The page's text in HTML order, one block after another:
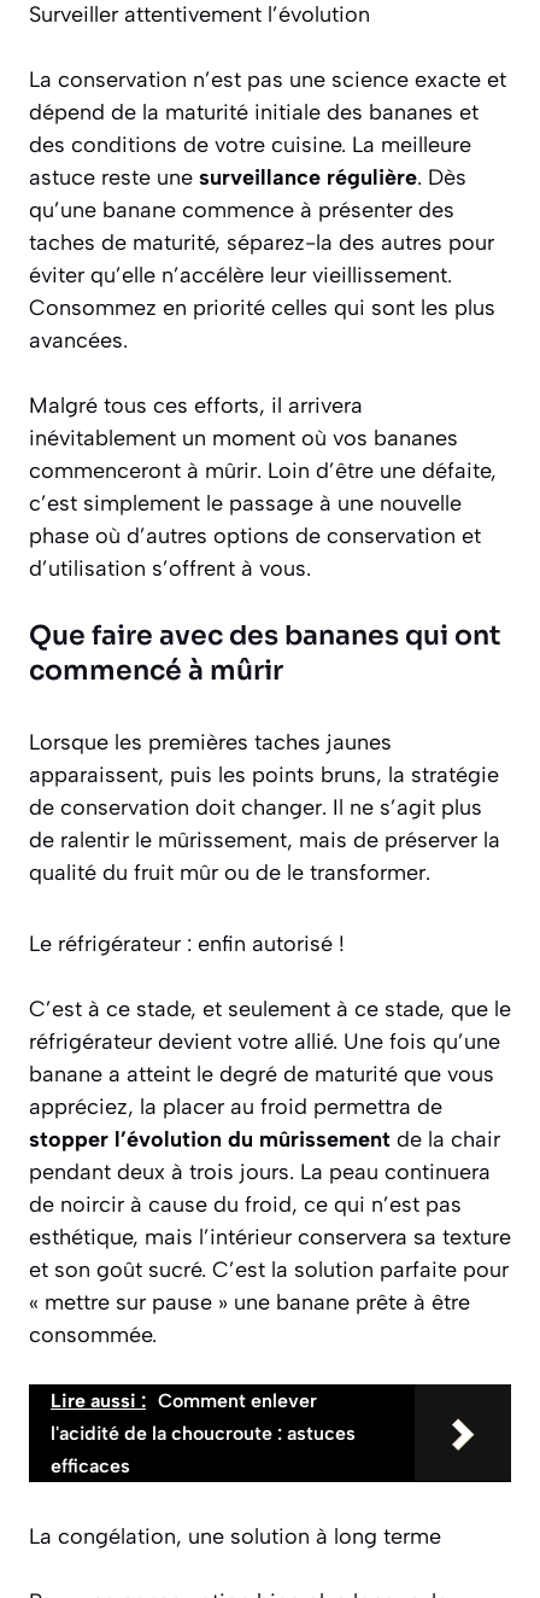
Surveiller attentivement l’évolution
La conservation n’est pas une science exacte et
dépend de la maturité initiale des bananes et
des conditions de votre cuisine. La meilleure
astuce reste une surveillance régulière. Dès
qu’une banane commence à présenter des
taches de maturité, séparez-la des autres pour
éviter qu’elle n’accélère leur vieillissement.
Consommez en priorité celles qui sont les plus
avancées.
Malgré tous ces efforts, il arrivera
inévitablement un moment où vos bananes
commenceront à mûrir. Loin d’être une défaite,
c’est simplement le passage à une nouvelle
phase où d’autres options de conservation et
d’utilisation s’offrent à vous.
Que faire avec des bananes qui ont
commencé à mûrir
Lorsque les premières taches jaunes
apparaissent, puis les points bruns, la stratégie
de conservation doit changer. Il ne s’agit plus
de ralentir le mûrissement, mais de préserver la
qualité du fruit mûr ou de le transformer.
Le réfrigérateur : enfin autorisé !
C’est à ce stade, et seulement à ce stade, que le
réfrigérateur devient votre allié. Une fois qu’une
banane a atteint le degré de maturité que vous
appréciez, la placer au froid permettra de
stopper l’évolution du mûrissement de la chair
pendant deux à trois jours. La peau continuera
de noircir à cause du froid, ce qui n’est pas
esthétique, mais l’intérieur conservera sa texture
et son goût sucré. C’est la solution parfaite pour
« mettre sur pause » une banane prête à être
consommée.
Lire aussi : Comment enlever
l'acidité de la choucroute : astuces
efficaces
La congélation, une solution à long terme